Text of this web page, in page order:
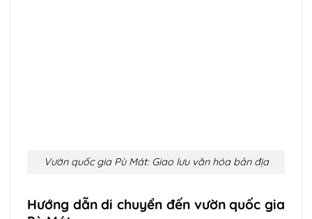
Vườn quốc gia Pù Mát: Giao lưu văn hóa bản địa
Hướng dẫn di chuyển đến vườn quốc gia